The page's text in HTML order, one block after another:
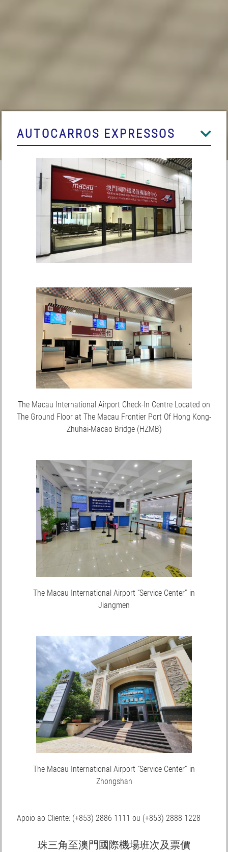
AUTOCARROS EXPRESSOS
The Macau International Airport Check-In Centre Located on
The Ground Floor at The Macau Frontier Port Of Hong Kong-
Zhuhai-Macao Bridge (HZMB)
The Macau International Airport “Service Center” in
Jiangmen
The Macau International Airport “Service Center” in
Zhongshan
Apoio ao Cliente: (+853) 2886 1111 ou (+853) 2888 1228
珠三角至澳門國際機場班次及票價